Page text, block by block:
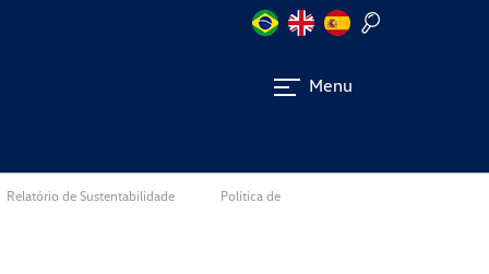
Menu
Relatório de Sustentabilidade
Política de